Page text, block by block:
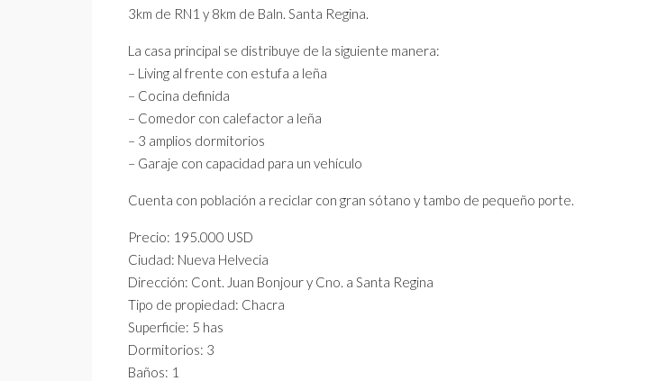
3km de RN1 y 8km de Baln. Santa Regina.
La casa principal se distribuye de la siguiente manera:
– Living al frente con estufa a leña
– Cocina definida
– Comedor con calefactor a leña
– 3 amplios dormitorios
– Garaje con capacidad para un vehículo
Cuenta con población a reciclar con gran sótano y tambo de pequeño porte.
Precio: 195.000 USD
Ciudad: Nueva Helvecia
Dirección: Cont. Juan Bonjour y Cno. a Santa Regina
Tipo de propiedad: Chacra
Superficie: 5 has
Dormitorios: 3
Baños: 1